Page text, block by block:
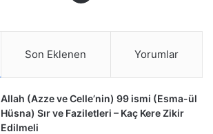
Son Eklenen Yorumlar
Allah (Azze ve Celle’nin) 99 ismi (Esma-ül
Hüsna) Sır ve Faziletleri – Kaç Kere Zikir
Edilmeli